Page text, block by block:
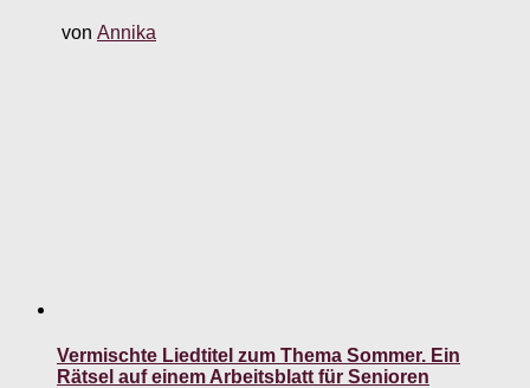
von Annika
Vermischte Liedtitel zum Thema Sommer. Ein
Rätsel auf einem Arbeitsblatt für Senioren